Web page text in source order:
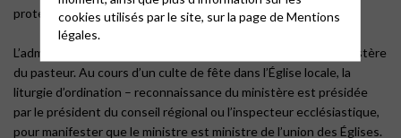
protestante unie de France.
L’admission est suivie de l’ordination – reconnaissance du ministère
du pasteur. Au cours d’un culte de fête dans l’Église locale, la
liturgie d’ordination – reconnaissance du ministère est présidée
par le président du conseil régional ou l’inspecteur ecclésiastique,
pour manifester que le ministre est ministre de l’union des Églises.
cookies utilisés par le site, sur la page deMentions
légales.